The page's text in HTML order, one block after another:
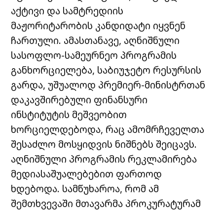
აქტივი და სამტრედიის
მაჟორიტარობის კანდიდატი იყვნენ
ჩართული. ამასთანავე, აღნიშნული
სასოფლო-სამეურნეო პროგრამის
განხორციელება, საბიუჯეტო რესურსის
გარდა, უშუალოდ პრემიერ-მინისტრთან
დაკავშირებული ფინანსური
ინსტიტუტის მეშვეობით
ხორციელდებოდა, რაც ამომრჩეველთა
შესაძლო მოსყიდვის ნიშნებს შეიცავს.
აღნიშნული პროგრამის რეკლამირება
მედიასაშუალებებით ფართოდ
ხდებოდა. სამწუხაროა, რომ ამ
შემთხვევაში მთავარმა პროკურატურამ